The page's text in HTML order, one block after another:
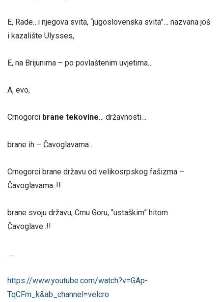
E, Rade…i njegova svita, “jugoslovenska svita”… nazvana još
i kazalište Ulysses,
E, na Brijunima – po povlaštenim uvjetima…
A, evo,
Crnogorci brane tekovine… državnosti…
brane ih – Čavoglavama…
Crnogorci brane državu od velikosrpskog fašizma –
Čavoglavama..!!
brane svoju državu, Crnu Goru, “ustaškim” hitom
Čavoglave..!!
….
https://www.youtube.com/watch?v=GAp-
TqCFm_k&ab_channel=velcro